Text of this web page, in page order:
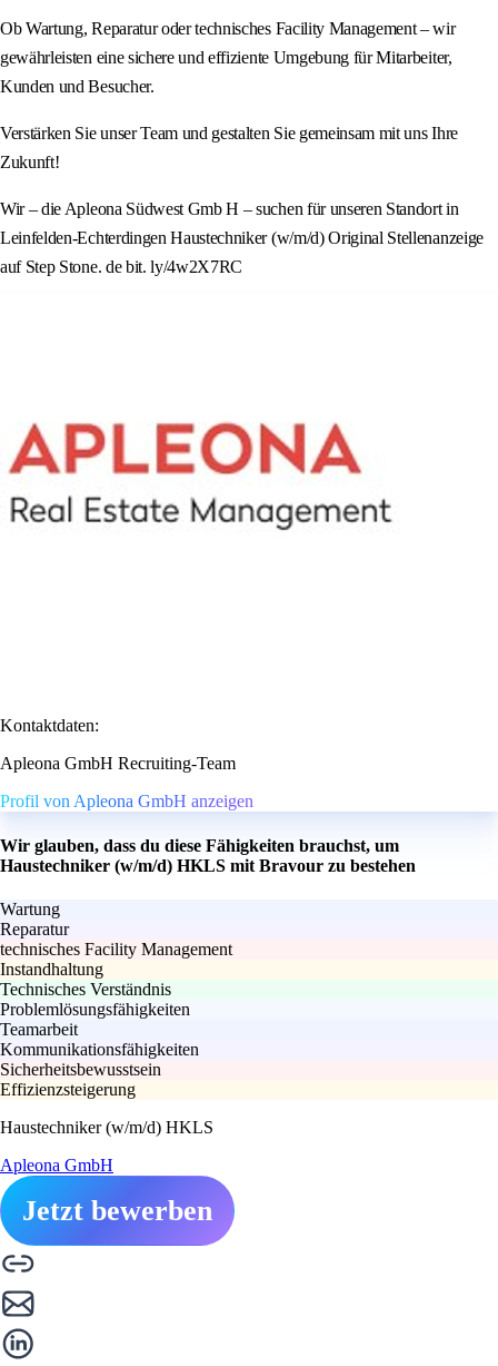
Ob Wartung, Reparatur oder technisches Facility Management – wir
gewährleisten eine sichere und effiziente Umgebung für Mitarbeiter,
Kunden und Besucher.
Verstärken Sie unser Team und gestalten Sie gemeinsam mit uns Ihre
Zukunft!
Wir – die Apleona Südwest Gmb H – suchen für unseren Standort in
Leinfelden-Echterdingen Haustechniker (w/m/d) Original Stellenanzeige
auf Step Stone. de bit. ly/4w2X7RC
Kontaktdaten:
Apleona GmbH Recruiting-Team
Profil von Apleona GmbH anzeigen
Wir glauben, dass du diese Fähigkeiten brauchst, um
Haustechniker (w/m/d) HKLS mit Bravour zu bestehen
Wartung
Reparatur
technisches Facility Management
Instandhaltung
Technisches Verständnis
Problemlösungsfähigkeiten
Teamarbeit
Kommunikationsfähigkeiten
Sicherheitsbewusstsein
Effizienzsteigerung
Haustechniker (w/m/d) HKLS
Apleona GmbH
Jetzt bewerben